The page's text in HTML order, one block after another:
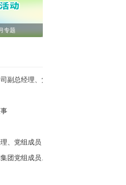
专题
副总经理、党委委员
、党组成员
团党组成员、总会计师